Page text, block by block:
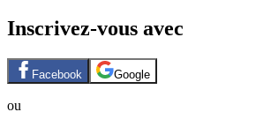
Inscrivez-vous avec
Facebook Google
ou